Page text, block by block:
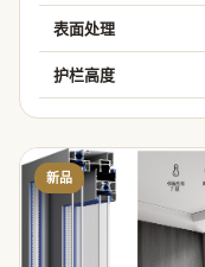
表面处理
护栏高度
新品